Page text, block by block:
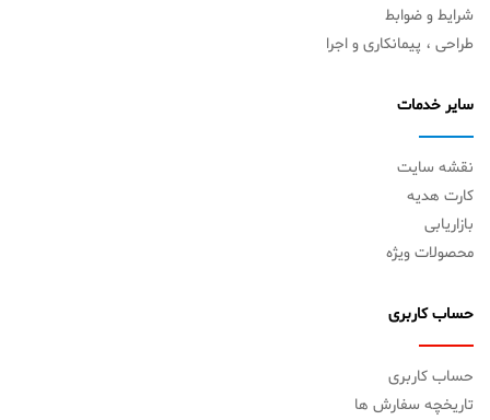
شرایط و ضوابط
طراحی ، پیمانکاری و اجرا
سایر خدمات
نقشه سایت
کارت هدیه
بازاریابی
محصولات ویژه
حساب کاربری
حساب کاربری
تاریخچه سفارش ها